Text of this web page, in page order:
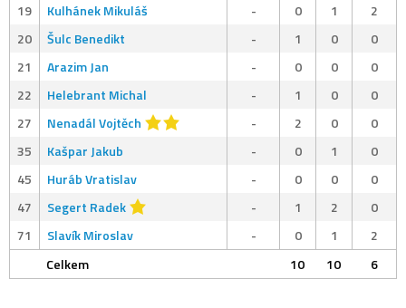
19
Kulhánek Mikuláš - 0 1
2
20
Šulc Benedikt - 1 0
0
21
Arazim Jan - 0 0
0
22
Helebrant Michal - 1 0
0
27
Nenadál Vojtěch - 2 0
0
35
Kašpar Jakub - 0 1
0
45
Huráb Vratislav - 0 0
0
47
Segert Radek - 1 2
0
71
Slavík Miroslav - 0 1
2
Celkem
10 10 6